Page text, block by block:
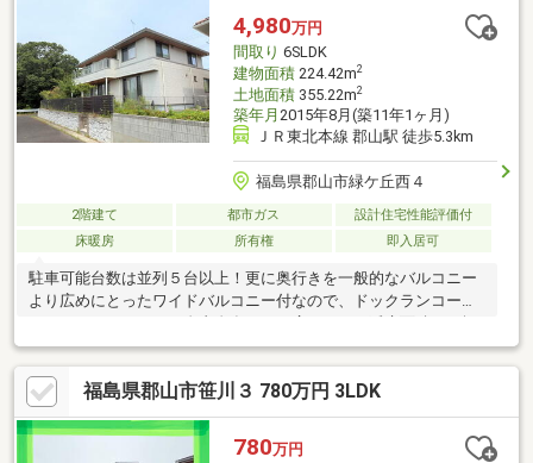
4,980万円
間取り 6SLDK
建物面積224.42m2
土地面積355.22m2
築年月 2015年8月(築11年1ヶ月)
ＪＲ東北本線 郡山駅 徒歩5.3km
福島県郡山市緑ケ丘西４
2階建て 都市ガス
設計住宅性能評価付
床暖房
所有権 即入居可
駐車可能台数は並列５台以上！更に奥行きを一般的なバルコニー
より広めにとったワイドバルコニー付なので、ドックランコーナ
の居室空間で、緑ケ丘の街並みと調和のとれた素敵なデザインも
魅力です！！是非その目で建物の質感やデザインをお確かめくだ
さい。
福島県郡山市笹川３ 780万円 3LDK
780万円